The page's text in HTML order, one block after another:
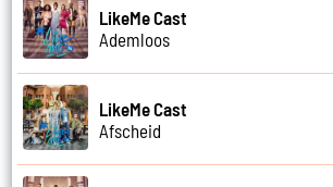
LikeMe Cast
Ademloos
LikeMe Cast
Afscheid